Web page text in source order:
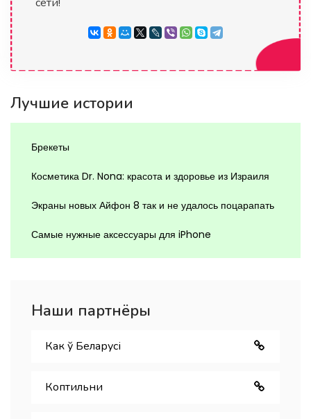
Лучшие истории
Брекеты
Косметика Dr. Nona: красота и здоровье из Израиля
Экраны новых Айфон 8 так и не удалось поцарапать
Самые нужные аксессуары для iPhone
Наши партнёры
Как ў Беларуcі
Коптильни